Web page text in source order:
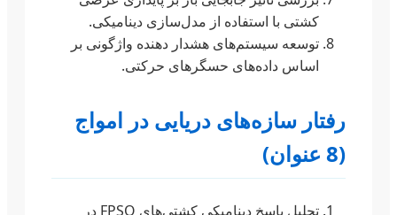
کشتی با استفاده از مدل‌سازی دینامیکی.
توسعه سیستم‌های هشدار دهنده واژگونی بر
اساس داده‌های حسگرهای حرکتی.
رفتار سازه‌های دریایی در امواج
(8 عنوان)
تحلیل پاسخ دینامیکی کشتی‌های FPSO در